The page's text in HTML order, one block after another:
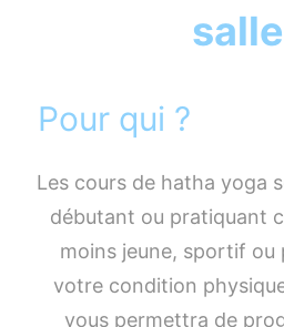
Pour qui ?
Les cours de hatha yoga
débutant ou pratiquant
moins jeune, sportif ou
votre condition
vous permettra de